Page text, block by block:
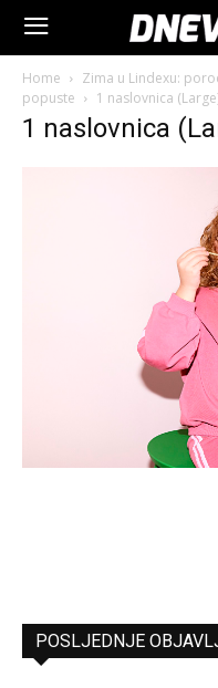
Home
Zima u Lindexu:
popuste
1 naslovnica
1 naslovnica
POSLJEDNJE